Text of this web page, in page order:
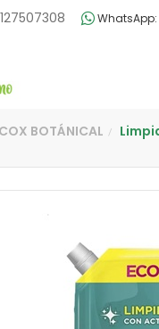
WhatsApp:
BOTÁNICAL /